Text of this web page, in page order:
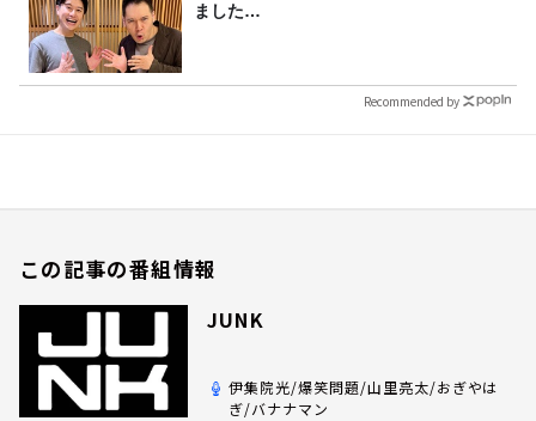
ました…
Recommended by
この記事の番組情報
JUNK
伊集院光/爆笑問題/山里亮太/おぎやは
ぎ/バナナマン